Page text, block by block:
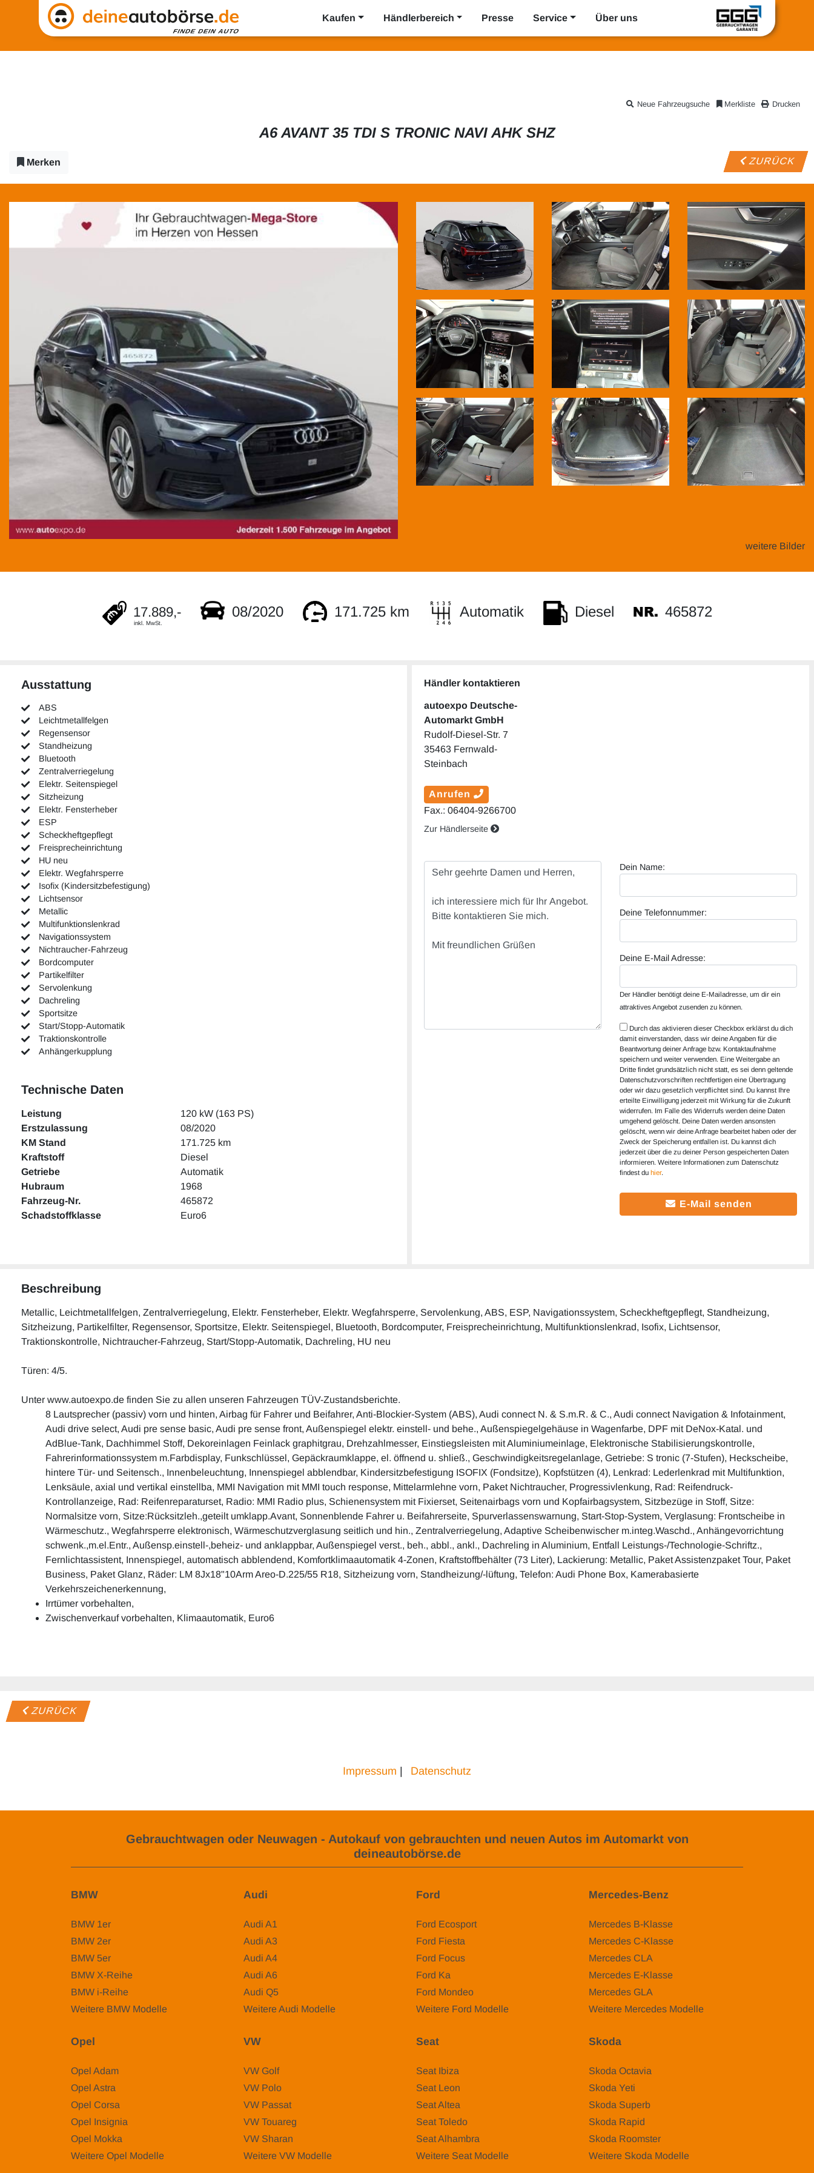
Kaufen Händlerbereich Presse Service Über uns
Drucken
Merkliste
Neue Fahrzeugsuche
A6 AVANT 35 TDI S TRONIC NAVI AHK SHZ
Merken ZURÜCK
weitere Bilder
17.889,-
inkl. MwSt.
08/2020 171.725 km Automatik Diesel 465872
Ausstattung
ABS
Leichtmetallfelgen
Regensensor
Standheizung
Bluetooth
Zentralverriegelung
Elektr. Seitenspiegel
Sitzheizung
Elektr. Fensterheber
ESP
Scheckheftgepflegt
Freisprecheinrichtung
HU neu
Elektr. Wegfahrsperre
Isofix (Kindersitzbefestigung)
Lichtsensor
Metallic
Multifunktionslenkrad
Navigationssystem
Nichtraucher-Fahrzeug
Bordcomputer
Partikelfilter
Servolenkung
Dachreling
Sportsitze
Start/Stopp-Automatik
Traktionskontrolle
Anhängerkupplung
Technische Daten
Leistung
120 kW (163 PS)
Erstzulassung
08/2020
KM Stand
171.725 km
Kraftstoff
Diesel
Getriebe
Automatik
Hubraum
1968
Fahrzeug-Nr.
465872
Schadstoffklasse
Euro6
Händler kontaktieren
autoexpo Deutsche-
Automarkt GmbH
Rudolf-Diesel-Str. 7
35463 Fernwald-
Steinbach
Anrufen
Fax.: 06404-9266700
Zur Händlerseite
Dein Name:
Deine Telefonnummer:
Deine E-Mail Adresse:
Der Händler benötigt deine E-Mailadresse, um dir ein
attraktives Angebot zusenden zu können.
Durch das aktivieren dieser Checkbox erklärst du dich
damit einverstanden, dass wir deine Angaben für die
Beantwortung deiner Anfrage bzw. Kontaktaufnahme
speichern und weiter verwenden. Eine Weitergabe an
Dritte findet grundsätzlich nicht statt, es sei denn geltende
Datenschutzvorschriften rechtfertigen eine Übertragung
oder wir dazu gesetzlich verpflichtet sind. Du kannst Ihre
erteilte Einwilligung jederzeit mit Wirkung für die Zukunft
widerrufen. Im Falle des Widerrufs werden deine Daten
umgehend gelöscht. Deine Daten werden ansonsten
gelöscht, wenn wir deine Anfrage bearbeitet haben oder der
Zweck der Speicherung entfallen ist. Du kannst dich
jederzeit über die zu deiner Person gespeicherten Daten
informieren. Weitere Informationen zum Datenschutz
findest du hier.
E-Mail senden
Beschreibung
Metallic, Leichtmetallfelgen, Zentralverriegelung, Elektr. Fensterheber, Elektr. Wegfahrsperre, Servolenkung, ABS, ESP, Navigationssystem, Scheckheftgepflegt, Standheizung,
Sitzheizung, Partikelfilter, Regensensor, Sportsitze, Elektr. Seitenspiegel, Bluetooth, Bordcomputer, Freisprecheinrichtung, Multifunktionslenkrad, Isofix, Lichtsensor,
Traktionskontrolle, Nichtraucher-Fahrzeug, Start/Stopp-Automatik, Dachreling, HU neu
Türen: 4/5.
Unter www.autoexpo.de finden Sie zu allen unseren Fahrzeugen TÜV-Zustandsberichte.
8 Lautsprecher (passiv) vorn und hinten, Airbag für Fahrer und Beifahrer, Anti-Blockier-System (ABS), Audi connect N. & S.m.R. & C., Audi connect Navigation & Infotainment,
Audi drive select, Audi pre sense basic, Audi pre sense front, Außenspiegel elektr. einstell- und behe., Außenspiegelgehäuse in Wagenfarbe, DPF mit DeNox-Katal. und
AdBlue-Tank, Dachhimmel Stoff, Dekoreinlagen Feinlack graphitgrau, Drehzahlmesser, Einstiegsleisten mit Aluminiumeinlage, Elektronische Stabilisierungskontrolle,
Fahrerinformationssystem m.Farbdisplay, Funkschlüssel, Gepäckraumklappe, el. öffnend u. shließ., Geschwindigkeitsregelanlage, Getriebe: S tronic (7-Stufen), Heckscheibe,
hintere Tür- und Seitensch., Innenbeleuchtung, Innenspiegel abblendbar, Kindersitzbefestigung ISOFIX (Fondsitze), Kopfstützen (4), Lenkrad: Lederlenkrad mit Multifunktion,
Lenksäule, axial und vertikal einstellba, MMI Navigation mit MMI touch response, Mittelarmlehne vorn, Paket Nichtraucher, Progressivlenkung, Rad: Reifendruck-
Kontrollanzeige, Rad: Reifenreparaturset, Radio: MMI Radio plus, Schienensystem mit Fixierset, Seitenairbags vorn und Kopfairbagsystem, Sitzbezüge in Stoff, Sitze:
Normalsitze vorn, Sitze:Rücksitzleh.,geteilt umklapp.Avant, Sonnenblende Fahrer u. Beifahrerseite, Spurverlassenswarnung, Start-Stop-System, Verglasung: Frontscheibe in
Wärmeschutz., Wegfahrsperre elektronisch, Wärmeschutzverglasung seitlich und hin., Zentralverriegelung, Adaptive Scheibenwischer m.integ.Waschd., Anhängevorrichtung
schwenk.,m.el.Entr., Außensp.einstell-,beheiz- und anklappbar, Außenspiegel verst., beh., abbl., ankl., Dachreling in Aluminium, Entfall Leistungs-/Technologie-Schriftz.,
Fernlichtassistent, Innenspiegel, automatisch abblendend, Komfortklimaautomatik 4-Zonen, Kraftstoffbehälter (73 Liter), Lackierung: Metallic, Paket Assistenzpaket Tour, Paket
Business, Paket Glanz, Räder: LM 8Jx18"10Arm Areo-D.225/55 R18, Sitzheizung vorn, Standheizung/-lüftung, Telefon: Audi Phone Box, Kamerabasierte
Verkehrszeichenerkennung,
Irrtümer vorbehalten,
Zwischenverkauf vorbehalten, Klimaautomatik, Euro6
ZURÜCK
Impressum Datenschutz
Gebrauchtwagen oder Neuwagen - Autokauf von gebrauchten und neuen Autos im Automarkt von
deineautobörse.de
BMW
BMW 1er
BMW 2er
BMW 5er
BMW X-Reihe
BMW i-Reihe
Weitere BMW Modelle
Audi
Audi A1
Audi A3
Audi A4
Audi A6
Audi Q5
Weitere Audi Modelle
Ford
Ford Ecosport
Ford Fiesta
Ford Focus
Ford Ka
Ford Mondeo
Weitere Ford Modelle
Mercedes-Benz
Mercedes B-Klasse
Mercedes C-Klasse
Mercedes CLA
Mercedes E-Klasse
Mercedes GLA
Weitere Mercedes Modelle
Opel
Opel Adam
Opel Astra
Opel Corsa
Opel Insignia
Opel Mokka
Weitere Opel Modelle
VW
VW Golf
VW Polo
VW Passat
VW Touareg
VW Sharan
Weitere VW Modelle
Seat
Seat Ibiza
Seat Leon
Seat Altea
Seat Toledo
Seat Alhambra
Weitere Seat Modelle
Skoda
Skoda Octavia
Skoda Yeti
Skoda Superb
Skoda Rapid
Skoda Roomster
Weitere Skoda Modelle